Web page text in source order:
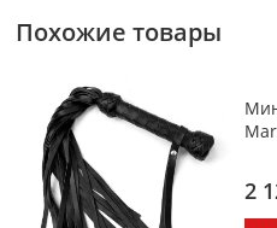
Похожие товары
2